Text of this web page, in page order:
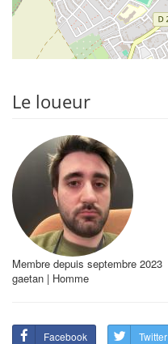
Le loueur
Membre depuis septembre 2023
gaetan | Homme
Facebook Twitter